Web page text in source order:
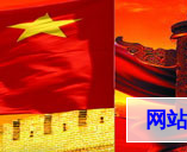
网